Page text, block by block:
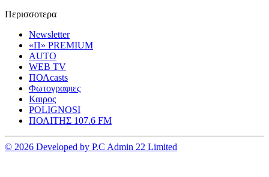
Περισσοτερα
Newsletter
«Π» PREMIUM
AUTO
WEB TV
ΠΟΛcasts
Φωτογραφιες
Καιρος
POLIGNOSI
ΠΟΛΙΤΗΣ 107.6 FM
© 2026 Developed by P.C Admin 22 Limited